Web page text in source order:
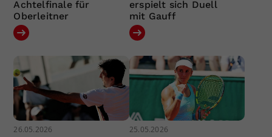
Achtelfinale für
Oberleitner
erspielt sich Duell
mit Gauff
26.05.2026 25.05.2026